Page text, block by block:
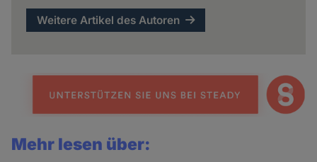
Weitere Artikel des Autoren
Mehr lesen über: